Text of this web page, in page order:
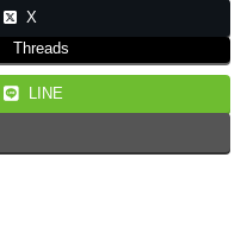
X
Threads
LINE